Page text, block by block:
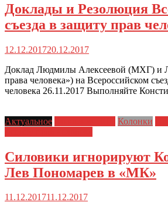
Доклады и Резолюция
съезда в защиту прав
12.12.201720.12.2017
Доклад Людмилы Алексеевой (МХГ) и
права человека») на Всероссийском
человека 26.11.2017 Выполняйте
Актуальное Колонки
Силовики игнорируют
Лев Пономарев в «МК»
11.12.201711.12.2017